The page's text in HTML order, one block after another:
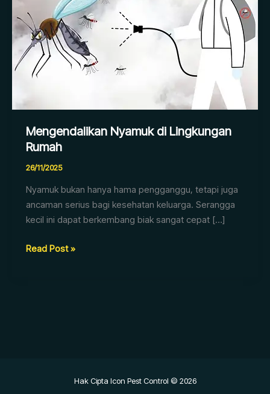
Mengendalikan Nyamuk di Lingkungan
Rumah
26/11/2025
Nyamuk bukan hanya hama pengganggu, tetapi juga
ancaman serius bagi kesehatan keluarga. Serangga
kecil ini dapat berkembang biak sangat cepat […]
Rumah
Read Post »
Hak Cipta Icon Pest Control © 2026